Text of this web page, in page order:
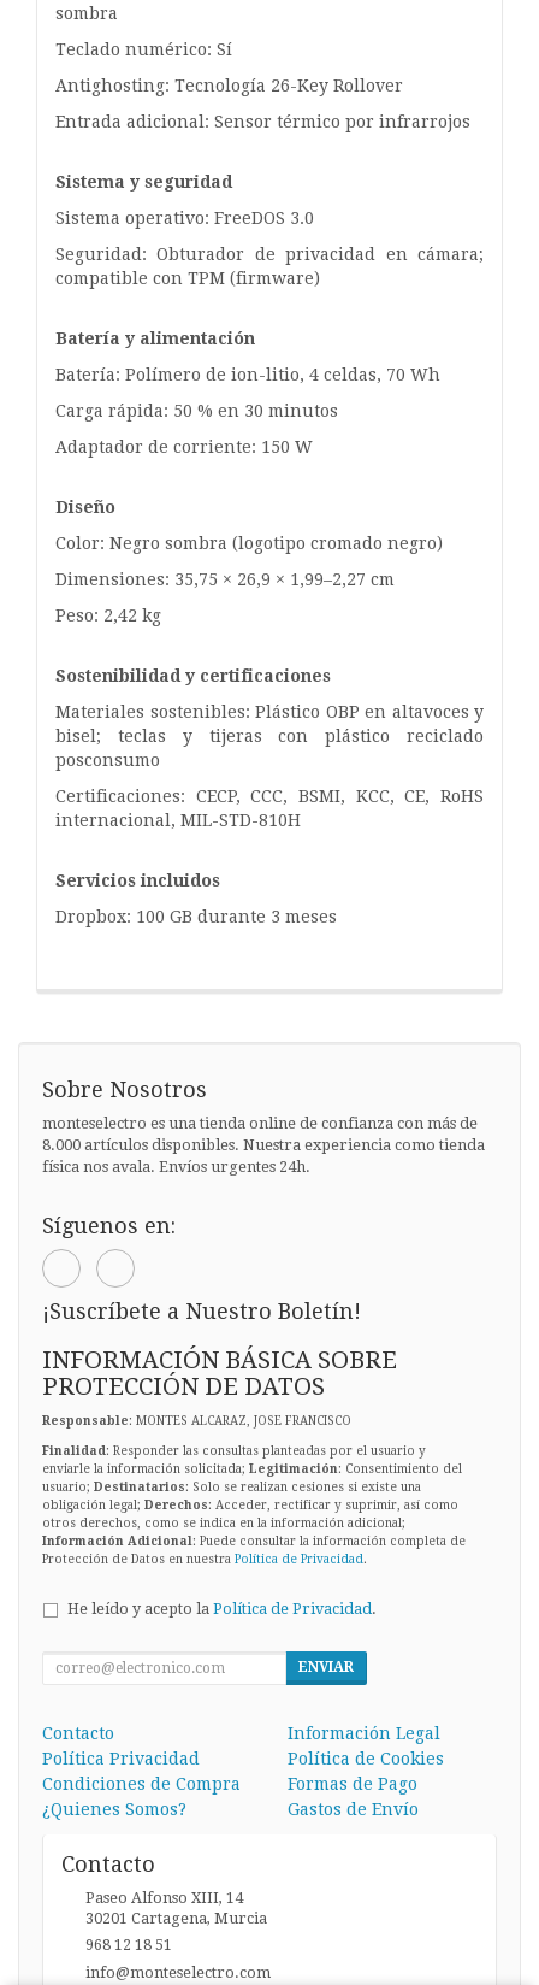
sombra
Teclado numérico: Sí
Antighosting: Tecnología 26-Key Rollover
Entrada adicional: Sensor térmico por infrarrojos
Sistema y seguridad
Sistema operativo: FreeDOS 3.0
Seguridad: Obturador de privacidad en cámara;
compatible con TPM (firmware)
Batería y alimentación
Batería: Polímero de ion-litio, 4 celdas, 70 Wh
Carga rápida: 50 % en 30 minutos
Adaptador de corriente: 150 W
Diseño
Color: Negro sombra (logotipo cromado negro)
Dimensiones: 35,75 × 26,9 × 1,99–2,27 cm
Peso: 2,42 kg
Sostenibilidad y certificaciones
Materiales sostenibles: Plástico OBP en altavoces y
bisel; teclas y tijeras con plástico reciclado
posconsumo
Certificaciones: CECP, CCC, BSMI, KCC, CE, RoHS
internacional, MIL-STD-810H
Servicios incluidos
Dropbox: 100 GB durante 3 meses
Sobre Nosotros
monteselectro es una tienda online de confianza con más de
8.000 artículos disponibles. Nuestra experiencia como tienda
física nos avala. Envíos urgentes 24h.
Síguenos en:
¡Suscríbete a Nuestro Boletín!
INFORMACIÓN BÁSICA SOBRE
PROTECCIÓN DE DATOS
Responsable: MONTES ALCARAZ, JOSE FRANCISCO
Finalidad : Responder las consultas planteadas por el usuario y
enviarle la información solicitada; Legitimación: Consentimiento del
usuario; Destinatarios: Solo se realizan cesiones si existe una
obligación legal; Derechos: Acceder, rectificar y suprimir, así como
otros derechos, como se indica en la información adicional;
Información Adicional : Puede consultar la información completa de
Protección de Datos en nuestra Política de Privacidad .
He leído y acepto la Política de Privacidad.
ENVIAR
Contacto
Información Legal
Política Privacidad
Política de Cookies
Condiciones de Compra
Formas de Pago
¿Quienes Somos?
Gastos de Envío
Contacto
Paseo Alfonso XIII, 14
30201 Cartagena, Murcia
968 12 18 51
info@monteselectro.com